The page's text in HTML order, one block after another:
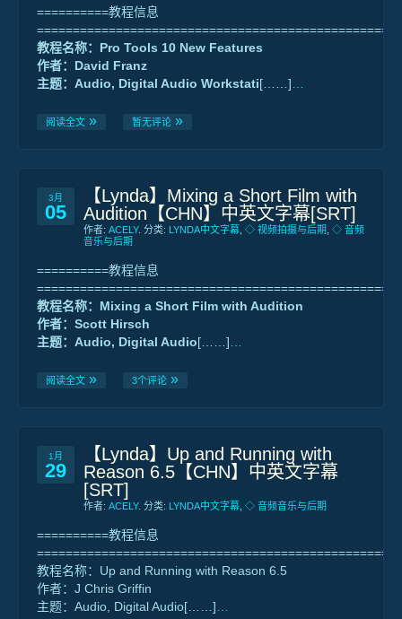
==========教程信息
教程名称：Pro Tools 10 New Features
作者：David Franz
主题：Audio, Digital Audio Workstati[……]
阅读全文 暂无评论
3月
05
【Lynda】Mixing a Short Film with
Audition【CHN】中英文字幕[SRT]
作者: ACELY. 分类: LYNDA中文字幕 ◇ 视频拍摄与后期 ◇ 音频
音乐与后期
==========教程信息
教程名称：Mixing a Short Film with Audition
作者：Scott Hirsch
主题：Audio, Digital Audio[……]
阅读全文 3个评论
1月
29
【Lynda】Up and Running with
Reason 6.5【CHN】中英文字幕
[SRT]
作者: ACELY. 分类: LYNDA中文字幕 ◇ 音频音乐与后期
==========教程信息
教程名称：Up and Running with Reason 6.5
作者：J Chris Griffin
主题：Audio, Digital Audio[……]